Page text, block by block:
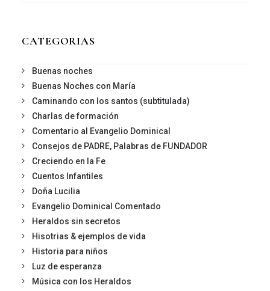
CATEGORIAS
Buenas noches
Buenas Noches con María
Caminando con los santos (subtitulada)
Charlas de formación
Comentario al Evangelio Dominical
Consejos de PADRE, Palabras de FUNDADOR
Creciendo en la Fe
Cuentos Infantiles
Doña Lucilia
Evangelio Dominical Comentado
Heraldos sin secretos
Hisotrias & ejemplos de vida
Historia para niños
Luz de esperanza
Música con los Heraldos